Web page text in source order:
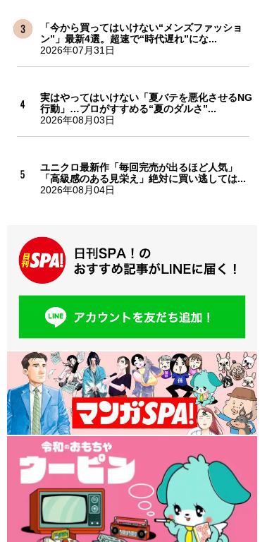
「今から買ってはいけない“メンズファッショ
ン”」最新4選。超速で“時代遅れ”にな...
2026年07月31日
実はやってはいけない「夏バテを悪化させるNG
行動」…プロがすすめる“夏のダルさ”...
2026年08月03日
ユニクロ最新作「毎回完売が出るほど人気」
「高級感のある見栄え」絶対に買い逃しては...
2026年08月04日